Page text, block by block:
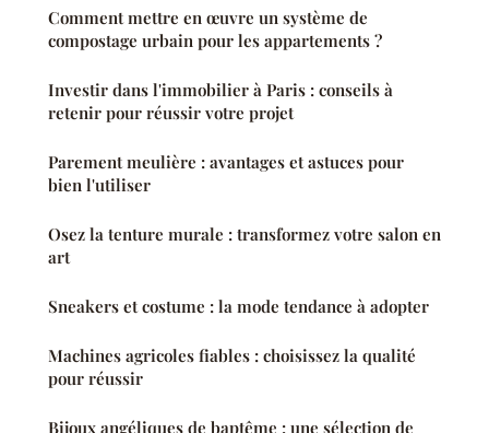
Comment mettre en œuvre un système de
compostage urbain pour les appartements ?
Investir dans l'immobilier à Paris : conseils à
retenir pour réussir votre projet
Parement meulière : avantages et astuces pour
bien l'utiliser
Osez la tenture murale : transformez votre salon en
art
Sneakers et costume : la mode tendance à adopter
Machines agricoles fiables : choisissez la qualité
pour réussir
Bijoux angéliques de baptême : une sélection de